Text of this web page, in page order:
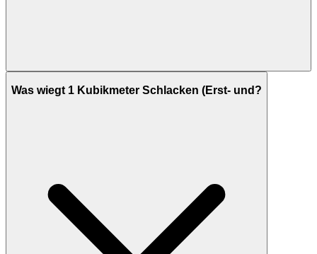
Was wiegt 1 Kubikmeter Schlacken (Erst- und?